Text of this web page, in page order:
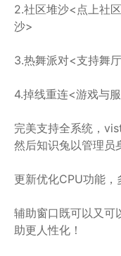
2.社区堆沙<点上社
沙>
3.热舞派对<支持舞
4.掉线重连<游戏与
完美支持全系统，
然后知识兔以管理员
更新优化CPU功能，
辅助窗口既可以又可
助更人性化！